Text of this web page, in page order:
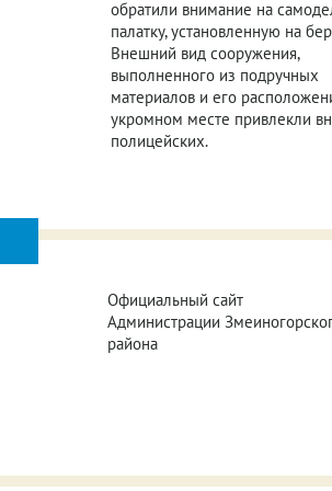
обратили внимание на
палатку, установленную на
Внешний вид сооружения,
выполненного из подручных
материалов и его
укромном месте привлекли
полицейских.
Официальный сайт
Администрации
района